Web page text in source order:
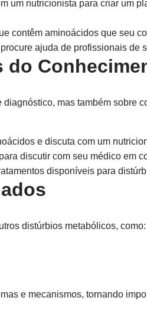
um nutricionista para criar um
contêm aminoácidos que seu
ajuda de profissionais de
mas também sobre
e discuta com um
discutir com seu médico em
disponíveis para
distúrbios metabólicos, como:
e mecanismos, tornando